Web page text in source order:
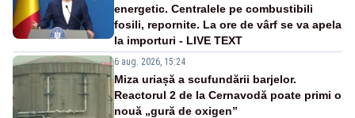
energetic. Centralele pe combustibili
fosili, repornite. La ore de vârf se va apela
la importuri - LIVE TEXT
6 aug. 2026, 15:24
Miza uriașă a scufundării barjelor.
Reactorul 2 de la Cernavodă poate primi o
nouă „gură de oxigen”